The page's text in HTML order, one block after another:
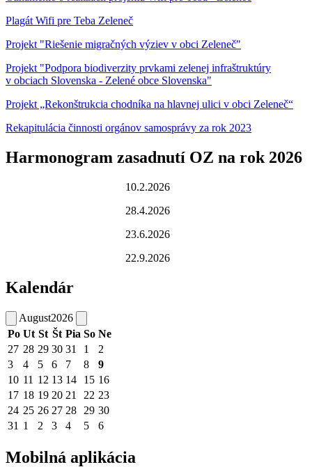
Plagát Wifi pre Teba Zeleneč
Projekt "Riešenie migračných výziev v obci Zeleneč"
Projekt "Podpora biodiverzity prvkami zelenej infraštruktúry
v obciach Slovenska - Zelené obce Slovenska"
Projekt „Rekonštrukcia chodníka na hlavnej ulici v obci Zeleneč“
Rekapitulácia činnosti orgánov samosprávy za rok 2023
Harmonogram zasadnutí OZ na rok 2026
10.2.2026
28.4.2026
23.6.2026
22.9.2026
Kalendár
August2026
Po Ut St Št Pia So Ne
27 28 29 30 31 1
2
3
4 5 6 7 8
9
10 11 12 13 14 15 16
17 18 19 20 21 22 23
24 25 26 27 28 29 30
31 1 2 3 4 5 6
Mobilná aplikácia